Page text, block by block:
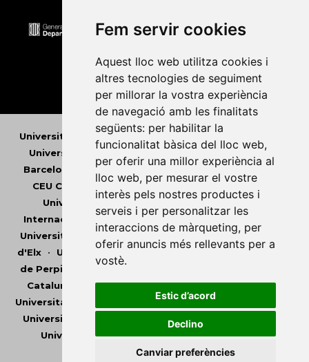
Fem servir cookies
Aquest lloc web utilitza cookies i
altres tecnologies de seguiment
per millorar la vostra experiència
de navegació amb les finalitats
següents: per habilitar la
funcionalitat bàsica del lloc web,
per oferir una millor experiència al
lloc web, per mesurar el vostre
interès pels nostres productes i
serveis i per personalitzar les
interaccions de màrqueting, per
oferir anuncis més rellevants per a
vostè.
Estic d’acord
Declino
Canviar preferències
Universitat Abat Oliba CEU • Universitat d'Alacant
Universitat d'Andorra•Universitat Autònoma de
Barcelona
Universitat de Barcelona •
Universitat
CEU Cardenal Herrera•Universitat de Girona
Universitat de les Illes Balears •
Universitat
Internacional de Catalunya
• Universitat Jaume I
Universitat de Lleida •
Universitat Miguel Hernández
d'Elx• Universitat Oberta de Catalunya •
Universitat
de Perpinyà Via Domitia
Catalunya
Universitat Politècnica de València•
Universitat Pompeu Fabra
•Universitat Ramon Llull
Universitat Rovira i Virgili
Universitat de Sàsser
Universitat de València•Universitat de Vic -
Universitat Central de Catalunya